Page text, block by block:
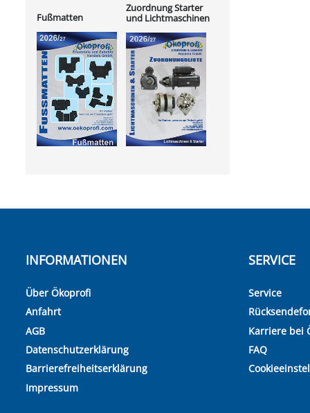
Fußmatten
Zuordnung Starter
und Lichtmaschinen
INFORMATIONEN
Über Ökoprofi
Anfahrt
AGB
Datenschutzerklärung
Barrierefreiheitserklärung
Impressum
SERVICE
Service
Karriere bei
FAQ